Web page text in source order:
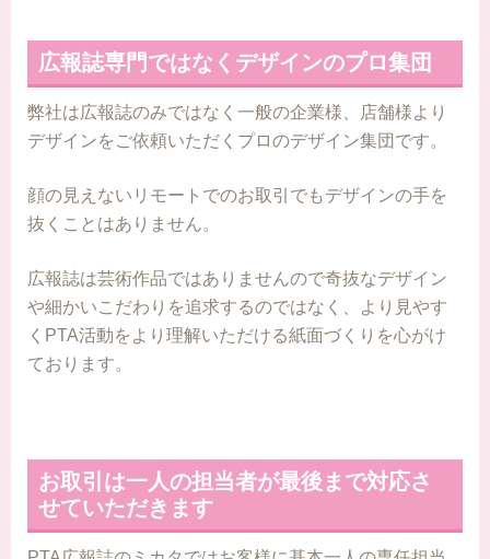
広報誌専門ではなくデザインのプロ集団
弊社は広報誌のみではなく一般の企業様、店舗様より
デザインをご依頼いただくプロのデザイン集団です。
顔の見えないリモートでのお取引でもデザインの手を
抜くことはありません。
広報誌は芸術作品ではありませんので奇抜なデザイン
や細かいこだわりを追求するのではなく、より見やす
くPTA活動をより理解いただける紙面づくりを心がけ
ております。
お取引は一人の担当者が最後まで対応さ
せていただきます